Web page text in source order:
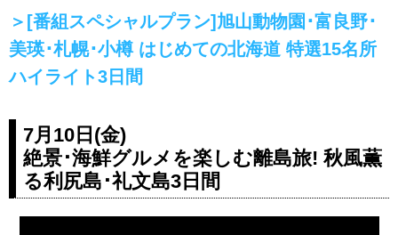
＞[番組スペシャルプラン]旭山動物園･富良野･
美瑛･札幌･小樽 はじめての北海道 特選15名所
ハイライト3日間
7月10日(金)
絶景･海鮮グルメを楽しむ離島旅! 秋風薫
る利尻島･礼文島3日間